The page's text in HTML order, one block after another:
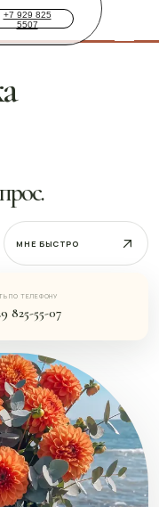
+7 929 825
5507
МНЕ БЫСТРО
ПО ТЕЛЕФОНУ
825-55-07